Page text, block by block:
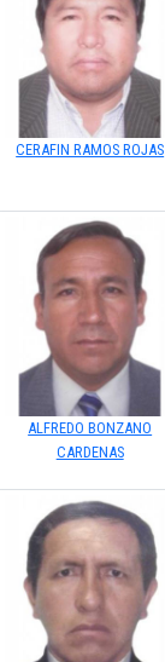
CERAFIN RAMOS ROJAS
ALFREDO BONZANO
CARDENAS